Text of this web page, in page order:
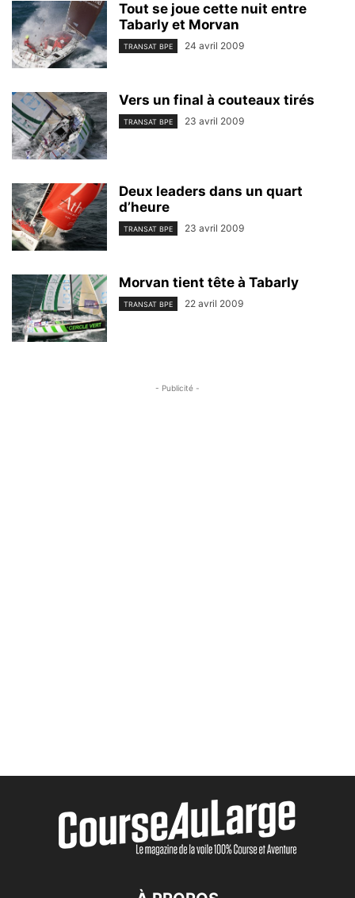
Tout se joue cette nuit entre
Tabarly et Morvan
TRANSAT BPE 24 avril 2009
Vers un final à couteaux tirés
TRANSAT BPE 23 avril 2009
Deux leaders dans un quart
d’heure
TRANSAT BPE 23 avril 2009
Morvan tient tête à Tabarly
TRANSAT BPE 22 avril 2009
- Publicité -